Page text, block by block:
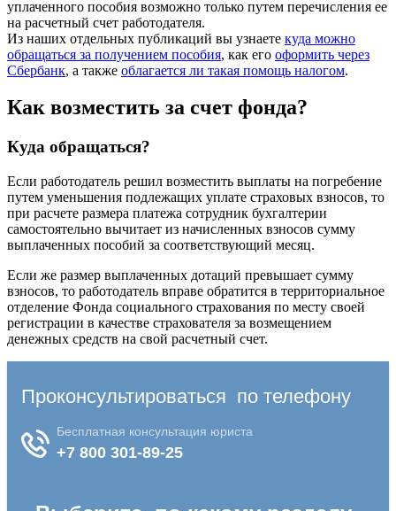
уплаченного пособия возможно только путем перечисления ее
на расчетный счет работодателя.
Из наших отдельных публикаций вы узнаете куда можно
обращаться за получением пособия, как его оформить через
Сбербанк, а также облагается ли такая помощь налогом.
Как возместить за счет фонда?
Куда обращаться?
Если работодатель решил возместить выплаты на погребение
путем уменьшения подлежащих уплате страховых взносов, то
при расчете размера платежа сотрудник бухгалтерии
самостоятельно вычитает из начисленных взносов сумму
выплаченных пособий за соответствующий месяц.
Если же размер выплаченных дотаций превышает сумму
взносов, то работодатель вправе обратится в территориальное
отделение Фонда социального страхования по месту своей
регистрации в качестве страхователя за возмещением
денежных средств на свой расчетный счет.